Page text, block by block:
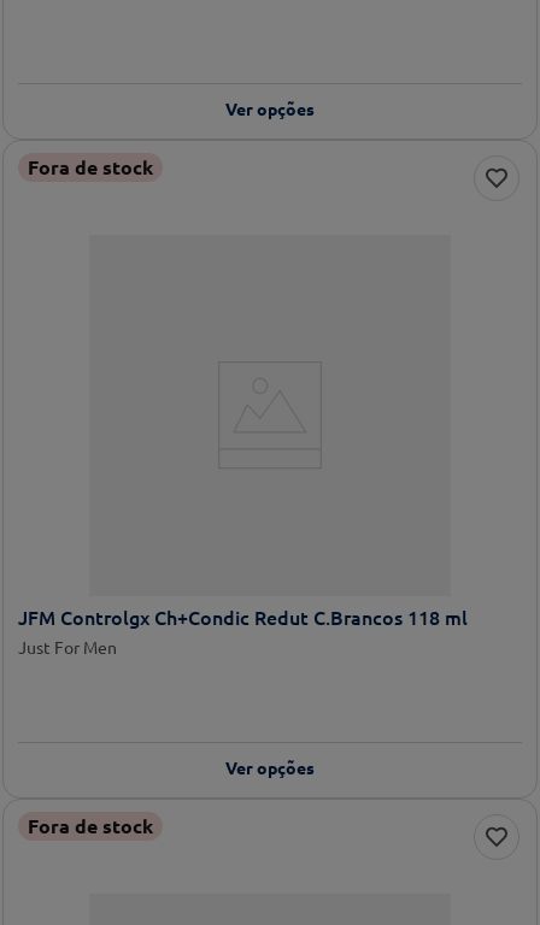
Ver opções
Fora de stock
JFM Controlgx Ch+Condic Redut C.Brancos 118 ml
Just For Men
Ver opções
Fora de stock